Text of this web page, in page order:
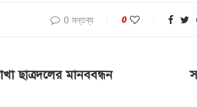
0 মন্তব্য 0
ছাত্রদলের মানববন্ধন